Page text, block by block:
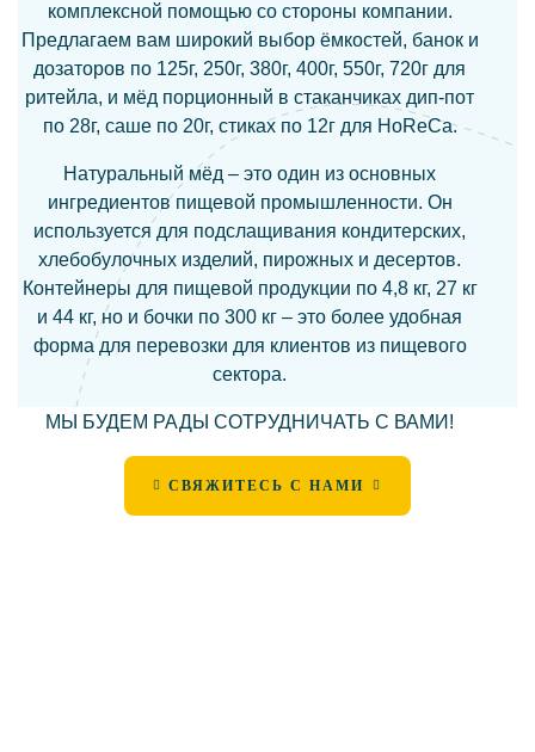
комплексной помощью со стороны компании.
Предлагаем вам широкий выбор ёмкостей, банок и
дозаторов по 125г, 250г, 380г, 400г, 550г, 720г для
ритейла, и мёд порционный в стаканчиках дип-пот
по 28г, саше по 20г, стиках по 12г для HoReCa.
Натуральный мёд – это один из основных
ингредиентов пищевой промышленности. Он
используется для подслащивания кондитерских,
хлебобулочных изделий, пирожных и десертов.
Контейнеры для пищевой продукции по 4,8 кг, 27 кг
и 44 кг, но и бочки по 300 кг – это более удобная
форма для перевозки для клиентов из пищевого
сектора.
МЫ БУДЕМ РАДЫ СОТРУДНИЧАТЬ С ВАМИ!
СВЯЖИТЕСЬ С НАМИ